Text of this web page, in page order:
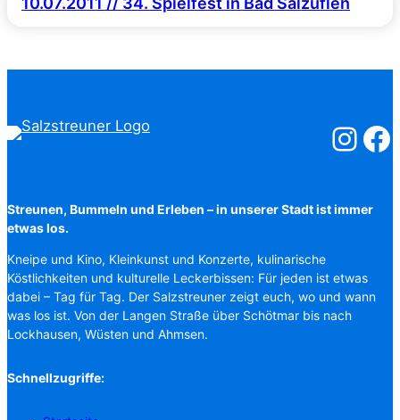
Streunen, Bummeln und Erleben – in unserer Stadt ist immer
etwas los.
Kneipe und Kino, Kleinkunst und Konzerte, kulinarische
Köstlichkeiten und kulturelle Leckerbissen: Für jeden ist etwas
dabei – Tag für Tag. Der Salzstreuner zeigt euch, wo und wann
was los ist. Von der Langen Straße über Schötmar bis nach
Lockhausen, Wüsten und Ahmsen.
Schnellzugriffe: